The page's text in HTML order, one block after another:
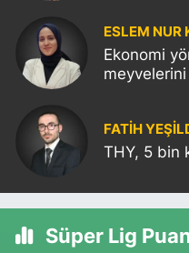
ESLEM NUR
Ekonomi
meyvelerini
FATIH
THY, 5 bin
Süper Lig